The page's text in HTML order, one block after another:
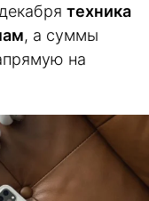
техника
, а суммы
на